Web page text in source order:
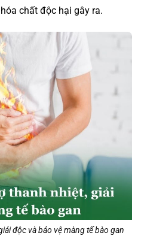
chất độc hại gây ra.
độc và bảo vệ màng tế bào gan